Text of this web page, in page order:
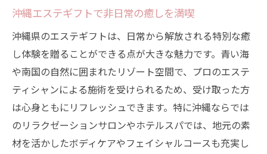
大切な人の笑顔を引き出すエステ体験とは
ホテルエステ券が贈り物に選ばれる理由
エステプレゼントが喜ばれるシーン例
記念日なら沖縄エステプレゼントがおすすめ
記念日に最適なエステギフト券の活用法
誕生日や母の日に贈るエステプレゼント
エステ体験が思い出に残る理由を解説
ギフトチケットで選ぶ沖縄エステの魅力
沖縄エステギフトで非日常の癒しを満喫
沖縄県のエステギフトは、日常から解放される特別な癒
し体験を贈ることができる点が大きな魅力です。青い海
や南国の自然に囲まれたリゾート空間で、プロのエステ
ティシャンによる施術を受けられるため、受け取った方
は心身ともにリフレッシュできます。特に沖縄ならでは
のリラクゼーションサロンやホテルスパでは、地元の素
材を活かしたボディケアやフェイシャルコースも充実し